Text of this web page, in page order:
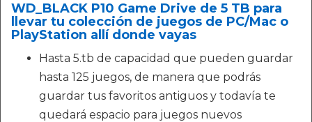
WD_BLACK P10 Game Drive de 5 TB para
llevar tu colección de juegos de PC/Mac o
PlayStation allí donde vayas
Hasta 5.tb de capacidad que pueden guardar
hasta 125 juegos, de manera que podrás
guardar tus favoritos antiguos y todavía te
quedará espacio para juegos nuevos